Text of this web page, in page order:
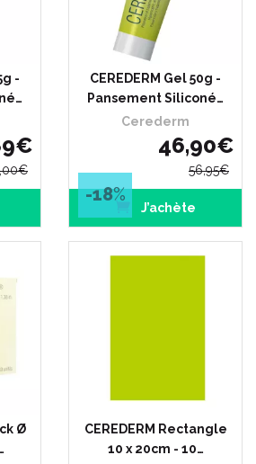
-
€
,00€
CEREDERM Gel 50g -
Pansement Siliconé…
Cerederm
46,90€
56,95€
-18%
J’achète
Ø
CEREDERM Rectangle
10 x 20cm - 10…